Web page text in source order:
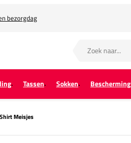
bezorgdag
Tassen Sokken Bescherming
Meisjes